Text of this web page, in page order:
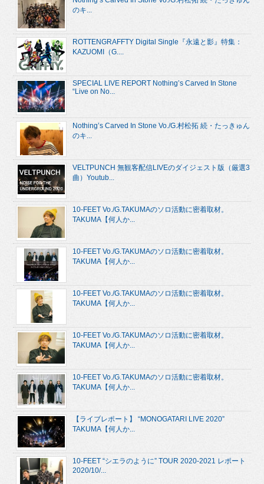
のキ...
ROTTENGRAFFTY Digital Single『永遠と影』特集：
KAZUOMI（G....
SPECIAL LIVE REPORT Nothing’s Carved In Stone
“Live on No...
Nothing’s Carved In Stone Vo./G.村松拓 続・たっきゅん
のキ...
VELTPUNCH 無観客配信LIVEのダイジェスト版（厳選3
曲）Youtub...
10-FEET Vo./G.TAKUMAのソロ活動に密着取材。
TAKUMA【何人か...
10-FEET Vo./G.TAKUMAのソロ活動に密着取材。
TAKUMA【何人か...
10-FEET Vo./G.TAKUMAのソロ活動に密着取材。
TAKUMA【何人か...
10-FEET Vo./G.TAKUMAのソロ活動に密着取材。
TAKUMA【何人か...
10-FEET Vo./G.TAKUMAのソロ活動に密着取材。
TAKUMA【何人か...
【ライブレポート】 “MONOGATARI LIVE 2020”
TAKUMA【何人か...
10-FEET “シエラのように” TOUR 2020-2021 レポート
2020/10/...